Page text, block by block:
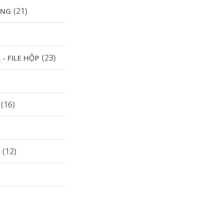
(21)
- FILE HỘP (23)
(16)
(12)